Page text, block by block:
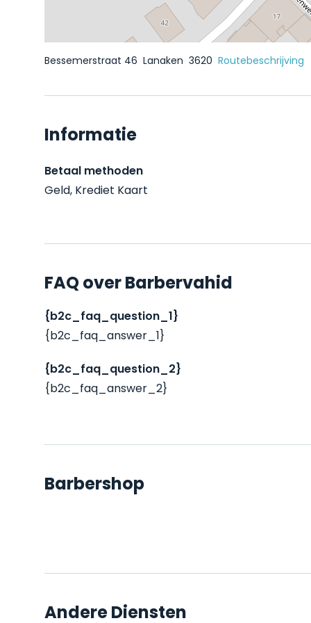
Bessemerstraat 46 Lanaken 3620 Routebeschrijving
Informatie
Betaal methoden
Geld, Krediet Kaart
FAQ over Barbervahid
{b2c_faq_question_1}
{b2c_faq_answer_1}
{b2c_faq_question_2}
{b2c_faq_answer_2}
Barbershop
Andere Diensten